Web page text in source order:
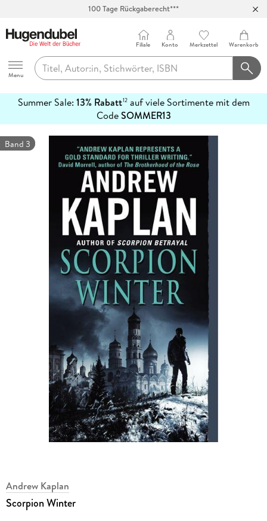
100 Tage Rückgaberecht***
Hugendubel
Menu
Filiale Konto Merkzettel Warenkorb
Summer Sale: 13% Rabatt12auf viele Sortimente mit dem
CodeSOMMER13
erfahren
Band 3
Andrew Kaplan
Scorpion Winter